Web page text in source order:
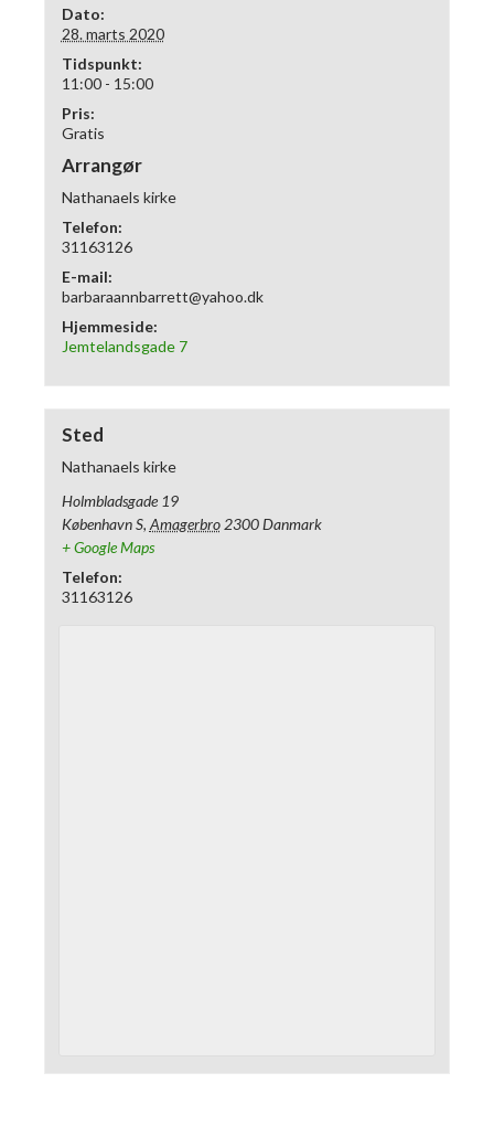
Dato:
28. marts 2020
Tidspunkt:
11:00 - 15:00
Pris:
Gratis
Arrangør
Nathanaels kirke
Telefon:
31163126
E-mail:
barbaraannbarrett@yahoo.dk
Hjemmeside:
Jemtelandsgade 7
Sted
Nathanaels kirke
Holmbladsgade 19
København S, Amagerbro2300Danmark
+ Google Maps
Telefon:
31163126